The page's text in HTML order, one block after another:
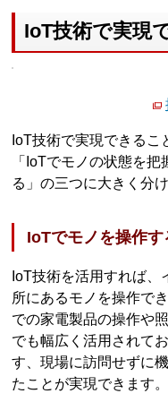
IoT技術で実現
IoT技術で実現できるこ
「IoTでモノの状態を
る」の三つに大きく分
IoTでモノを操作す
IoT技術を活用すれば
所にあるモノを操作で
での家電製品の操作や
でも幅広く活用されて
す、現場に訪問せずに
たことが実現できます。